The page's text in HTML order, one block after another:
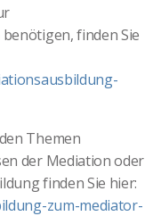
finden Sie
Themen
der Mediation oder
finden Sie hier:
zum-mediator-